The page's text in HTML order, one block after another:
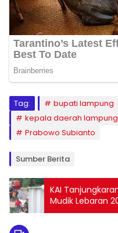
Tag: bupati lampung
kepala daerah lampung
Prabowo Subianto
Sumber Berita
KAI
Mudik Lebaran
dan Pengetatan